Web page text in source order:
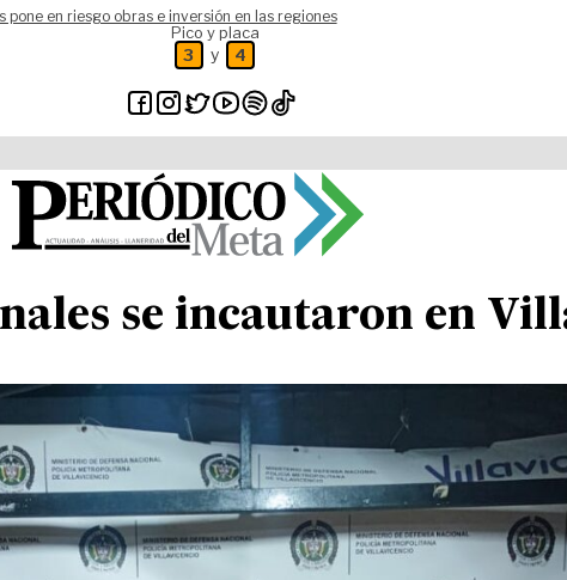
en riesgo obras e inversión en las regiones
Pico y placa
3 y 4
se incautaron en